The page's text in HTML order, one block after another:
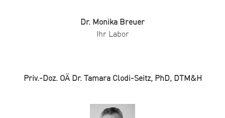
Dr. Monika Breuer
Ihr Labor
Priv.-Doz. OÄ Dr. Tamara Clodi-Seitz, PhD, DTM&H